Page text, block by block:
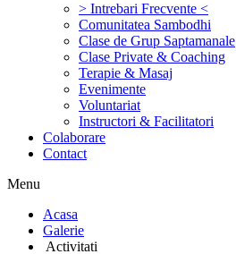
> Intrebari Frecvente <
Comunitatea Sambodhi
Clase de Grup Saptamanale
Clase Private & Coaching
Terapie & Masaj
‎Evenimente
Voluntariat
‏‏‎Instructori & Facilitatori
Colaborare
Contact
Menu
‎Acasa
Galerie
‎ ‎Activitati‎